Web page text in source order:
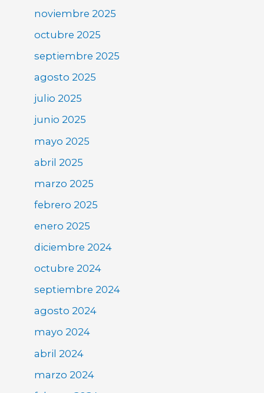
noviembre 2025
octubre 2025
septiembre 2025
agosto 2025
julio 2025
junio 2025
mayo 2025
abril 2025
marzo 2025
febrero 2025
enero 2025
diciembre 2024
octubre 2024
septiembre 2024
agosto 2024
mayo 2024
abril 2024
marzo 2024